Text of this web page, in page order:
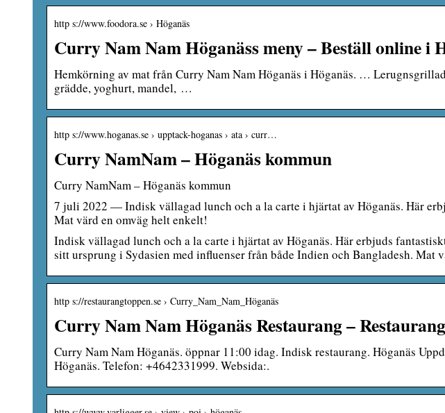
http s://www.foodora.se › Höganäs
Curry Nam Nam Höganäss meny – Beställ online i
Hemkörning av mat från Curry Nam Nam Höganäs i Höganäs. …
grädde, yoghurt, mandel, …
http s://www.hoganas.se › upptack-hoganas › ata › curr…
Curry NamNam – Höganäs kommun
Curry NamNam – Höganäs kommun
7 juli 2022 — Indisk vällagad lunch och a la carte i hjärtat av Höganäs. Här
Mat värd en omväg helt enkelt!
Indisk vällagad lunch och a la carte i hjärtat av Höganäs. Här erbjuds
sitt ursprung i Sydasien med influenser från både Indien och Bangladesh. Mat
http s://restaurangtoppen.se › Curry_Nam_Nam_Höganäs
Curry Nam Nam Höganäs Restaurang –
Curry Nam Nam Höganäs. öppnar 11:00 idag. Indisk restaurang. Höganäs
Höganäs. Telefon: +4642331999. Websida:.